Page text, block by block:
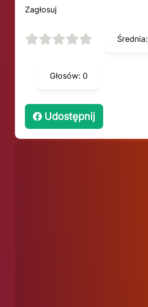
Zagłosuj
Średnia:
Głosów: 0
Udostępnij